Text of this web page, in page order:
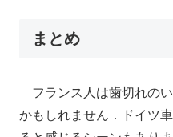
まとめ
フランス人は歯切れの
かもしれません．ドイツ